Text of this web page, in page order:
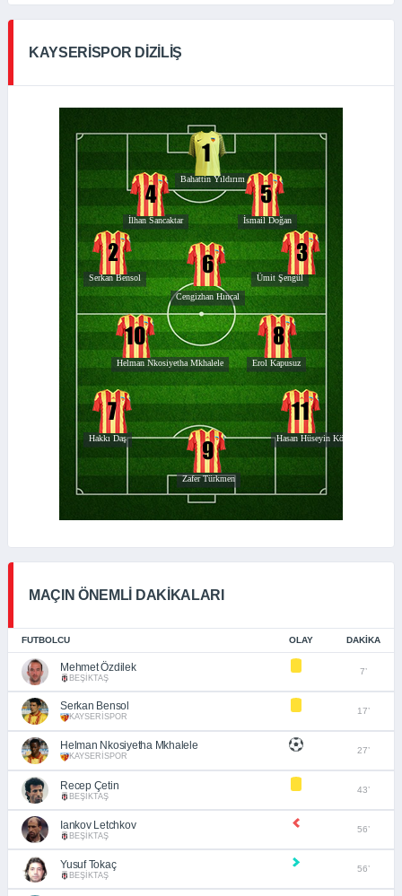
KAYSERISPOR DIZILIŞ
MAÇIN ÖNEMLİ DAKİKALARI
FUTBOLCU OLAY DAKIKA
Mehmet Özdilek
BEŞİKTAŞ
7’
Serkan Bensol
KAYSERİSPOR
17’
Helman Nkosiyetha Mkhalele
KAYSERİSPOR
27’
Recep Çetin
BEŞİKTAŞ
43’
Iankov Letchkov
BEŞİKTAŞ
56’
Yusuf Tokaç
BEŞİKTAŞ
56’